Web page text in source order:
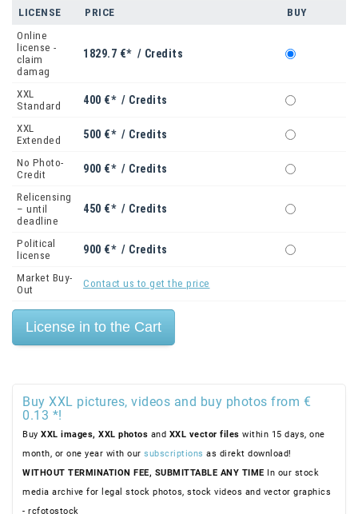
LICENSE PRICE
BUY
Online
license -
claim
damag
1829.7 €* / Credits
XXL
Standard
400 €* / Credits
XXL
Extended
500 €* / Credits
No Photo-
Credit
900 €* / Credits
Relicensing
– until
deadline
450 €* / Credits
Political
license
900 €* / Credits
Market Buy-
Out
Contact us to get the price
Buy XXL pictures, videos and buy photos from €
0.13 *!
Buy XXL images, XXL photos and XXL vector files within 15 days, one
month, or one year with our subscriptions as direkt download!
WITHOUT TERMINATION FEE, SUBMITTABLE ANY TIME In our stock
media archive for legal stock photos, stock videos and vector graphics
- rcfotostock